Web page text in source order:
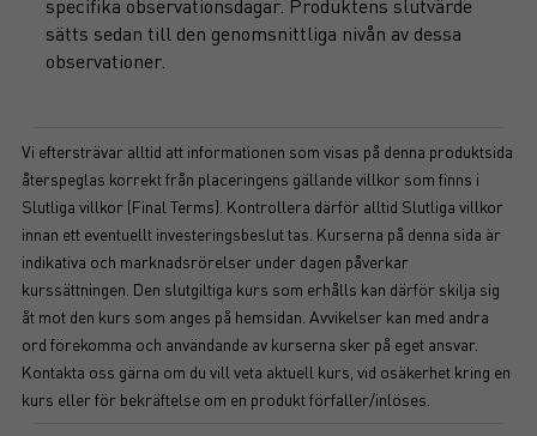
specifika observationsdagar. Produktens slutvärde
sätts sedan till den genomsnittliga nivån av dessa
observationer.
Vi eftersträvar alltid att informationen som visas på denna produktsida
återspeglas korrekt från placeringens gällande villkor som finns i
Slutliga villkor (Final Terms). Kontrollera därför alltid Slutliga villkor
innan ett eventuellt investeringsbeslut tas. Kurserna på denna sida är
indikativa och marknadsrörelser under dagen påverkar
kurssättningen. Den slutgiltiga kurs som erhålls kan därför skilja sig
åt mot den kurs som anges på hemsidan. Avvikelser kan med andra
ord förekomma och användande av kurserna sker på eget ansvar.
Kontakta oss gärna om du vill veta aktuell kurs, vid osäkerhet kring en
kurs eller för bekräftelse om en produkt förfaller/inlöses.